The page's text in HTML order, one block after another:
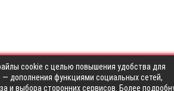
cookie с целью повышения удобства для
— дополнения функциями социальных сетей,
и выбора сторонних сервисов. Более